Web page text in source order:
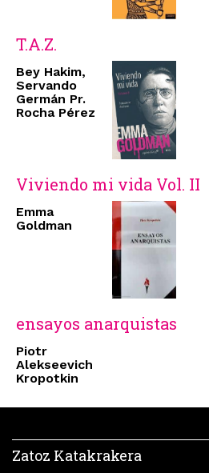
T.A.Z.
Bey Hakim,
Servando
Germán Pr.
Rocha Pérez
Viviendo mi vida Vol. II
Emma
Goldman
ensayos anarquistas
Piotr
Alekseevich
Kropotkin
Zatoz Katakrakera